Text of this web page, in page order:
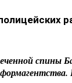
спины